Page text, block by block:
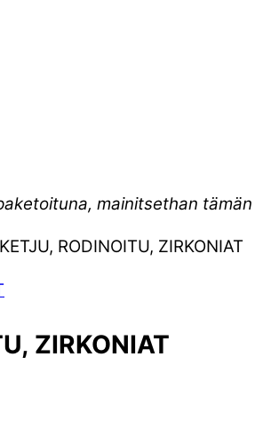
mainitsethan
RODINOITU, ZIRKONIAT
ZIRKONIAT